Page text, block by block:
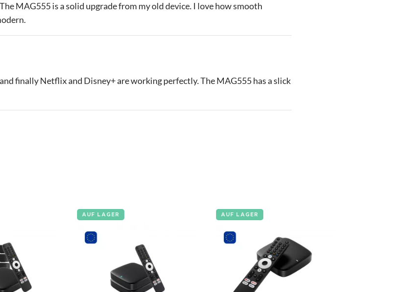
MAG555 is a solid upgrade from my old device. I love how smooth
finally Netflix and Disney+ are working perfectly. The MAG555 has a slick
AUF LAGER AUF LAGER